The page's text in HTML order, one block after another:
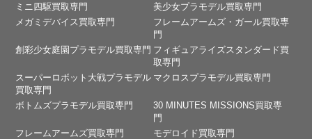
ミニ四駆買取専門
美少女プラモデル買取専門
メガミデバイス買取専門
フレームアームズ・ガール買取専
門
創彩少女庭園プラモデル買取専門 フィギュアライズスタンダード買
取専門
スーパーロボット大戦プラモデル
買取専門
マクロスプラモデル買取専門
ボトムズプラモデル買取専門
30 MINUTES MISSIONS買取専
門
フレームアームズ買取専門
モデロイド買取専門